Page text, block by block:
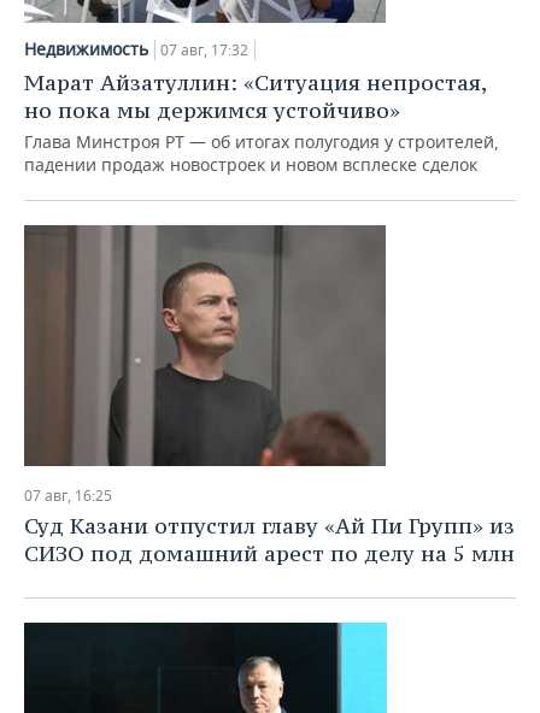
НЕФТЕХИМИЯ
НЕФТЬ
ОПК
ЭНЕРГЕТИКА
РОЗНИЧНАЯ ТОРГОВЛЯ
ТРАНСПОРТ
УСЛУГИ
НОВОСТИ ТЕХНОЛОГИЙ
МЕДИА
МЕРОПРИЯТИЯ
НОВОСТИ МЕРОПРИЯТИЙ
ВЫЕЗДНАЯ РЕДАКЦИЯ
ONLINE-КОНФЕРЕНЦИИ
ОТКРЫТАЯ ЛЕКЦИЯ
СПОРТ
НОВОСТИ СПОРТА
ВОЛЕЙБОЛ
КИБЕРСПОРТ
ФИГУРНОЕ КАТАНИЕ
ВОДНЫЕ ВИДЫ СПОРТА
ХОККЕЙ С МЯЧОМ
ОБЩЕСТВО
ИНФРАСТРУКТУРА
ИСТОРИЯ
КУЛЬТУРА
МЕДИЦИНА
ОБРАЗОВАНИЕ
ПРОИСШЕСТВИЯ
СПИСОК ПЕРСОН
СПИСОК КОМПАНИЙ
ПОЛНАЯ ВЕРСИЯ
Недвижимость 07 авг, 17:32
Марат Айзатуллин: «Ситуация непростая,
но пока мы держимся устойчиво»
Глава Минстроя РТ — об итогах полугодия у строителей,
падении продаж новостроек и новом всплеске сделок
07 авг, 16:25
Суд Казани отпустил главу «Ай Пи Групп» из
СИЗО под домашний арест по делу на 5 млн